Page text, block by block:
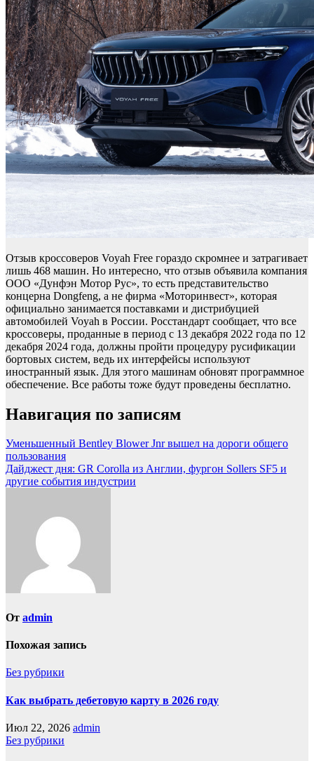
Отзыв кроссоверов Voyah Free гораздо скромнее и затрагивает
лишь 468 машин. Но интересно, что отзыв объявила компания
ООО «Дунфэн Мотор Рус», то есть представительство
концерна Dongfeng, а не фирма «Моторинвест», которая
официально занимается поставками и дистрибуцией
автомобилей Voyah в России. Росстандарт сообщает, что все
кроссоверы, проданные в период с 13 декабря 2022 года по 12
декабря 2024 года, должны пройти процедуру русификации
бортовых систем, ведь их интерфейсы используют
иностранный язык. Для этого машинам обновят программное
обеспечение. Все работы тоже будут проведены бесплатно.
Навигация по записям
Уменьшенный Bentley Blower Jnr вышел на дороги общего
пользования
Дайджест дня: GR Corolla из Англии, фургон Sollers SF5 и
другие события индустрии
От admin
Похожая запись
Без рубрики
Как выбрать дебетовую карту в 2026 году
Июл 22, 2026 admin
Без рубрики